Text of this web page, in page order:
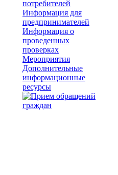
потребителей
Информация для
предпринимателей
Информация о
проведенных
проверках
Мероприятия
Дополнительные
информационные
ресурсы